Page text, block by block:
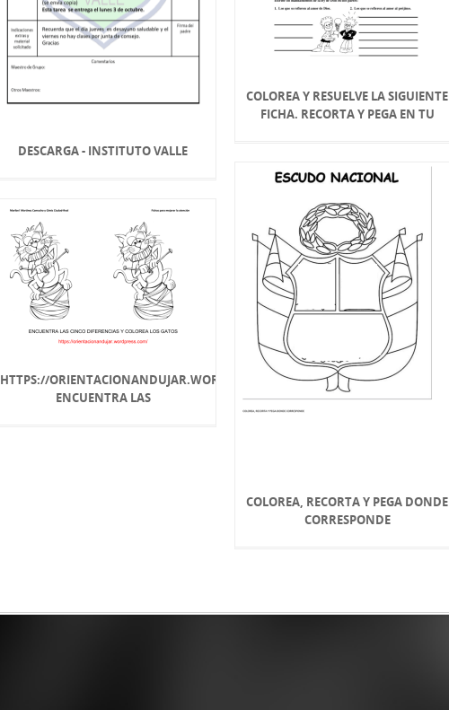
DESCARGA - INSTITUTO VALLE
COLOREA Y RESUELVE LA SIGUIENTE
FICHA. RECORTA Y PEGA EN TU
COLOREA, RECORTA Y PEGA DONDE
CORRESPONDE
HTTPS://ORIENTACIONANDUJAR.WORDPRESS.COM/
ENCUENTRA LAS